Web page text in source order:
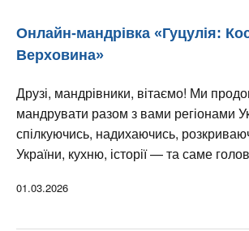
Онлайн-мандрівка «Гуцулія:
Верховина»
Друзі, мандрівники, вітаємо! Ми
мандрувати разом з вами регіонами
спілкуючись, надихаючись,
України, кухню, історії — та саме
01.03.2026